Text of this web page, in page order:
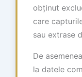
obținut
care
sau extrase
De
la datele